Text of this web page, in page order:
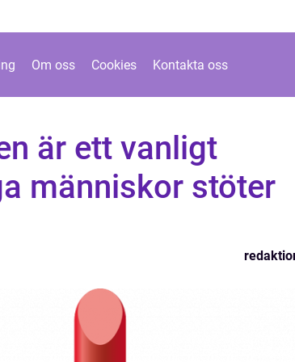
Om oss Cookies Kontakta oss
är ett vanligt
människor stöter